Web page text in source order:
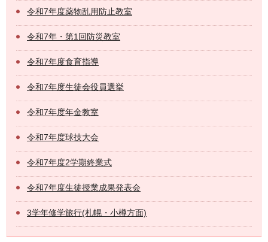
令和7年度薬物乱用防止教室
令和7年・第1回防災教室
令和7年度食育指導
令和7年度生徒会役員選挙
令和7年度年金教室
令和7年度球技大会
令和7年度2学期終業式
令和7年度生徒授業成果発表会
3学年修学旅行(札幌・小樽方面)